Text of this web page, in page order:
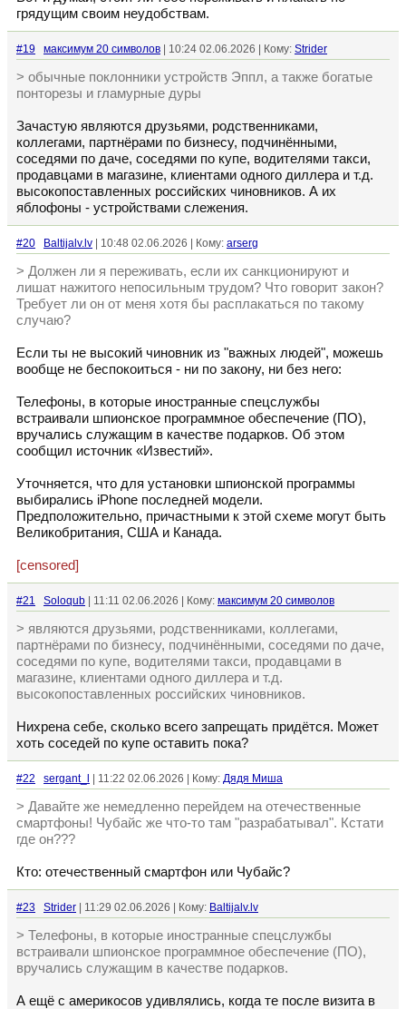
грядущим своим неудобствам.
#19 максимум 20 символов | 10:24 02.06.2026 | Кому: Strider
> обычные поклонники устройств Эппл, а также богатые
понторезы и гламурные дуры
Зачастую являются друзьями, родственниками,
коллегами, партнёрами по бизнесу, подчинёнными,
соседями по даче, соседями по купе, водителями такси,
продавцами в магазине, клиентами одного диллера и т.д.
высокопоставленных российских чиновников. А их
яблофоны - устройствами слежения.
#20 Baltijalv.lv | 10:48 02.06.2026 | Кому: arserg
> Должен ли я переживать, если их санкционируют и
лишат нажитого непосильным трудом? Что говорит закон?
Требует ли он от меня хотя бы расплакаться по такому
случаю?
Если ты не высокий чиновник из "важных людей", можешь
вообще не беспокоиться - ни по закону, ни без него:
Телефоны, в которые иностранные спецслужбы
встраивали шпионское программное обеспечение (ПО),
вручались служащим в качестве подарков. Об этом
сообщил источник «Известий».
Уточняется, что для установки шпионской программы
выбирались iPhone последней модели.
Предположительно, причастными к этой схеме могут быть
Великобритания, США и Канада.
[censored]
#21 Soloqub | 11:11 02.06.2026 | Кому: максимум 20 символов
> являются друзьями, родственниками, коллегами,
партнёрами по бизнесу, подчинёнными, соседями по даче,
соседями по купе, водителями такси, продавцами в
магазине, клиентами одного диллера и т.д.
высокопоставленных российских чиновников.
Нихрена себе, сколько всего запрещать придётся. Может
хоть соседей по купе оставить пока?
#22 sergant_l | 11:22 02.06.2026 | Кому: Дядя Миша
> Давайте же немедленно перейдем на отечественные
смартфоны! Чубайс же что-то там "разрабатывал". Кстати
где он???
Кто: отечественный смартфон или Чубайс?
#23 Strider | 11:29 02.06.2026 | Кому: Baltijalv.lv
> Телефоны, в которые иностранные спецслужбы
встраивали шпионское программное обеспечение (ПО),
вручались служащим в качестве подарков.
А ещё с америкосов удивлялись, когда те после визита в